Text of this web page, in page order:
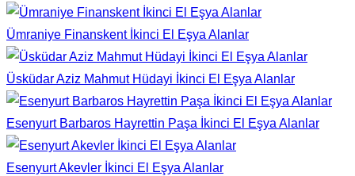
Ümraniye Finanskent İkinci El Eşya Alanlar
Üsküdar Aziz Mahmut Hüdayi İkinci El Eşya Alanlar
Esenyurt Barbaros Hayrettin Paşa İkinci El Eşya Alanlar
Esenyurt Akevler İkinci El Eşya Alanlar